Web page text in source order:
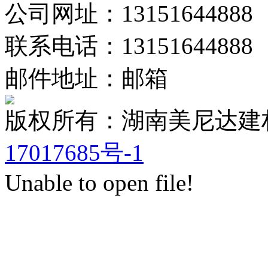
公司网址：13151644888
联系电话：13151644888
邮件地址：邮箱
版权所有：湖南美尼
17017685号-1
Unable to open file!